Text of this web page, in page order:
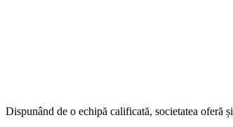
Dispunând de o echipă calificată, societatea oferă și